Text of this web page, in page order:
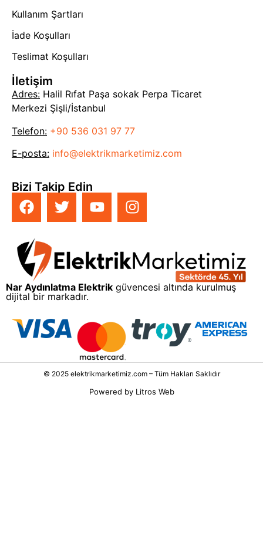
Kullanım Şartları
İade Koşulları
Teslimat Koşulları
İletişim
Adres: Halil Rıfat Paşa sokak Perpa Ticaret
Merkezi Şişli/İstanbul
Telefon: +90 536 031 97 77
E-posta: info@elektrikmarketimiz.com
Bizi Takip Edin
Nar Aydınlatma Elektrik güvencesi altında kurulmuş
dijital bir markadır.
© 2025 elektrikmarketimiz.com – Tüm Hakları Saklıdır
Powered by Litros Web